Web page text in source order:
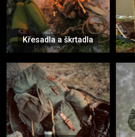
Křesadla a škrtadla